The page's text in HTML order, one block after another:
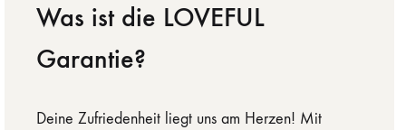
Was ist die LOVEFUL
Garantie?
Deine Zufriedenheit liegt uns am Herzen! Mit